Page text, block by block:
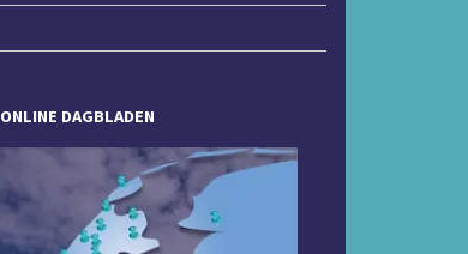
ONLINE DAGBLADEN